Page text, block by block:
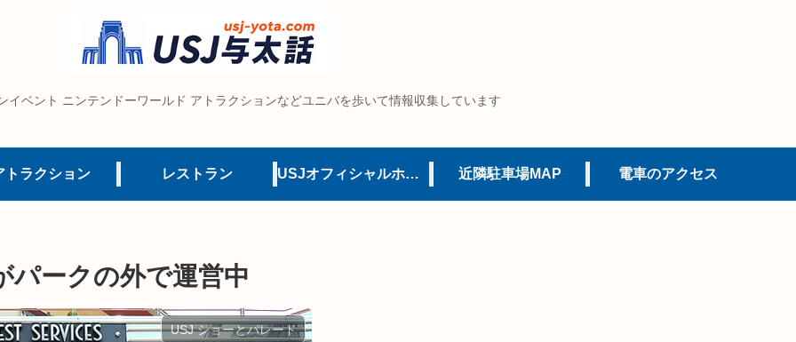
イベント ニンテンドーワールド アトラクションなどユニバを歩いて情報収集しています
トラクション レストラン USJオフィシャルホテル 近隣駐車場MAP 電車のアクセス
パークの外で運営中
USJ ショーとパレード